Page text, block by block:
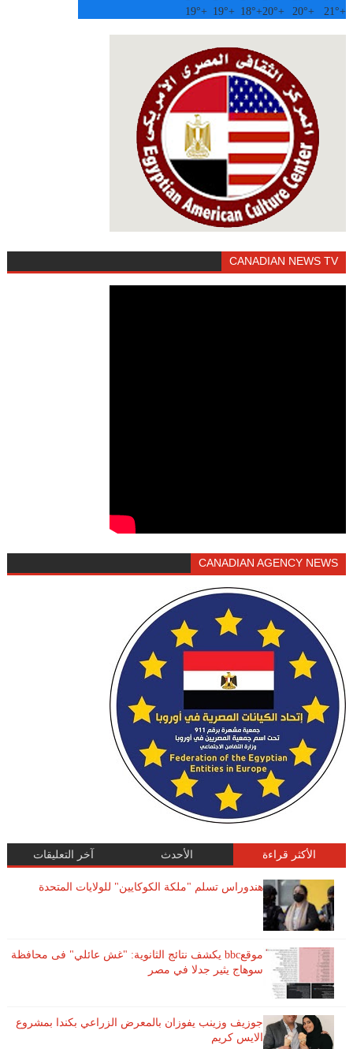
+
21°
+
20°
+
20°
+
18°
+
19°
+
19°
CANADIAN NEWS TV
CANADIAN AGENCY NEWS
الأكثر قراءة الأحدث آخر التعليقات
هندوراس تسلم "ملكة الكوكايين" للولايات المتحدة
موقعbbc يكشف نتائج الثانوية: "غش عائلي" فى محافظة
سوهاج يثير جدلا في مصر
جوزيف وزينب يفوزان بالمعرض الزراعي بكندا بمشروع
الايس كريم